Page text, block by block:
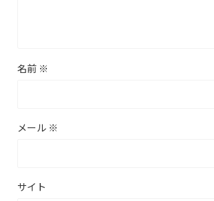
名前 ※
メール ※
サイト